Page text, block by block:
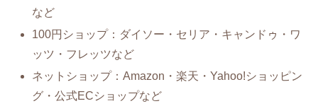
など
100円ショップ：ダイソー・セリア・キャンドゥ・ワ
ッツ・フレッツなど
ネットショップ：Amazon・楽天・Yahoo!ショッピン
グ・公式ECショップなど